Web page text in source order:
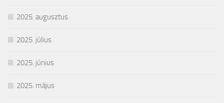
2025. augusztus
2025. július
2025. június
2025. május